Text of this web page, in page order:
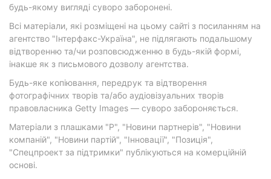
будь-якому вигляді суворо заборонені.
Всі матеріали, які розміщені на цьому сайті з посиланням на
агентство "Інтерфакс-Україна", не підлягають подальшому
відтворенню та/чи розповсюдженню в будь-якій формі,
інакше як з письмового дозволу агентства.
Будь-яке копіювання, передрук та відтворення
фотографічних творів та/або аудіовізуальних творів
правовласника Getty Images — суворо забороняється.
Матеріали з плашками "Р", "Новини партнерів", "Новини
компаній", "Новини партій", "Інновації", "Позиція",
"Спецпроект за підтримки" публікуються на комерційній
основі.